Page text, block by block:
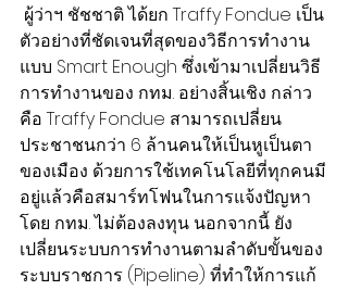
ผู้ว่าฯ ชัชชาติ ได้ยก Traffy Fondue เป็น
ตัวอย่างที่ชัดเจนที่สุดของวิธีการทำงาน
แบบ Smart Enough ซึ่งเข้ามาเปลี่ยนวิธี
การทำงานของ กทม. อย่างสิ้นเชิง กล่าว
คือ Traffy Fondue สามารถเปลี่ยน
ประชาชนกว่า 6 ล้านคนให้เป็นหูเป็นตา
ของเมือง ด้วยการใช้เทคโนโลยีที่ทุกคนมี
อยู่แล้วคือสมาร์ทโฟนในการแจ้งปัญหา
โดย กทม. ไม่ต้องลงทุน นอกจากนี้ ยัง
เปลี่ยนระบบการทำงานตามลำดับขั้นของ
ระบบราชการ (Pipeline) ที่ทำให้การแก้